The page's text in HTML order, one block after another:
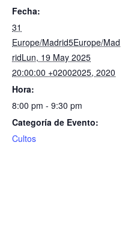
Fecha:
31
Europe/Madrid5Europe/Mad
ridLun, 19 May 2025
20:00:00 +02002025, 2020
Hora:
8:00 pm - 9:30 pm
Categoría de Evento:
Cultos